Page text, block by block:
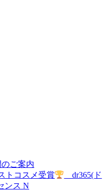
ご案内
トコスメ受賞
dr365(ド
ンス N